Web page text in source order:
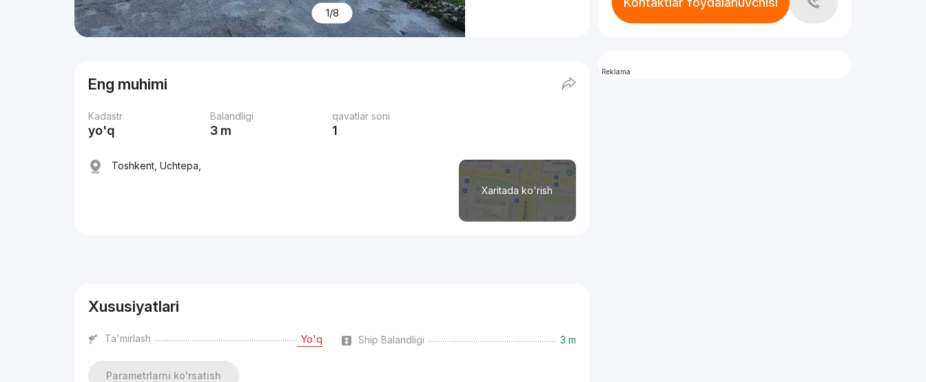
1/8
Eng muhimi
Kadastr
yo'q
Balandligi
3 m
qavatlar soni
1
Xaritada ko'rish
Toshkent, Uchtepa,
Xususiyatlari
Ta'mirlash Yo'q Ship Balandligi 3 m
Parametrlarni ko'rsatish
Reklama